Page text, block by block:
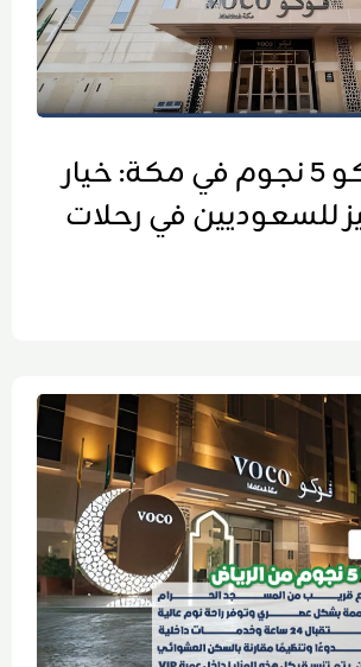
فندق فوكو 5 نجوم في مكة: خيار
للسعوديين في رحلات